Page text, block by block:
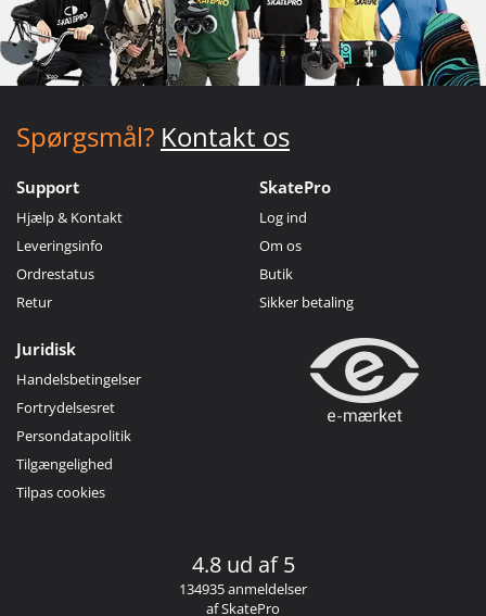
Spørgsmål? Kontakt os
Support
Hjælp & Kontakt
Leveringsinfo
Ordrestatus
Retur
SkatePro
Log ind
Om os
Butik
Sikker betaling
Juridisk
Handelsbetingelser
Fortrydelsesret
Persondatapolitik
Tilgængelighed
Tilpas cookies
4.8 ud af 5
134935 anmeldelser
af SkatePro